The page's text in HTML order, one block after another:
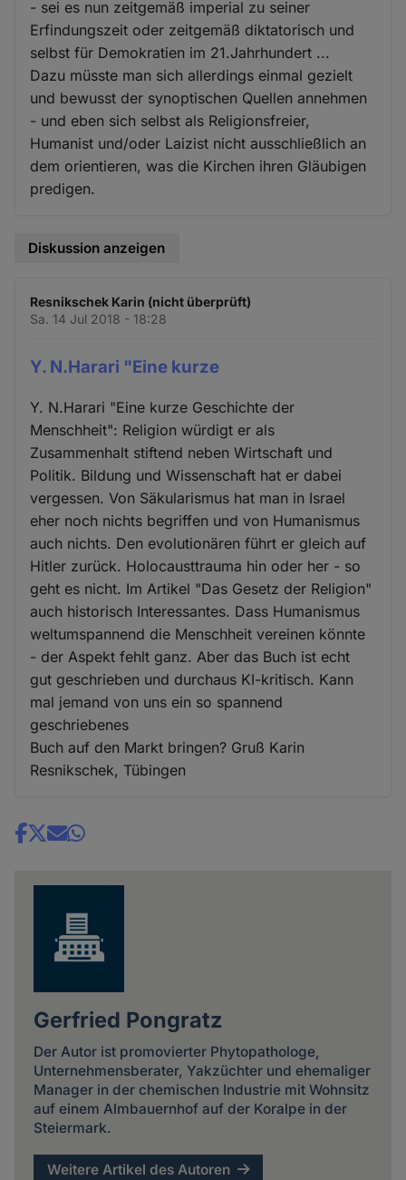
- sei es nun zeitgemäß imperial zu seiner
Erfindungszeit oder zeitgemäß diktatorisch und
selbst für Demokratien im 21.Jahrhundert ...
Dazu müsste man sich allerdings einmal gezielt
und bewusst der synoptischen Quellen annehmen
- und eben sich selbst als Religionsfreier,
Humanist und/oder Laizist nicht ausschließlich an
dem orientieren, was die Kirchen ihren Gläubigen
predigen.
Diskussion anzeigen
Resnikschek Karin (nicht überprüft)
Sa. 14 Jul 2018 - 18:28
Y. N.Harari "Eine kurze
Y. N.Harari "Eine kurze Geschichte der
Menschheit": Religion würdigt er als
Zusammenhalt stiftend neben Wirtschaft und
Politik. Bildung und Wissenschaft hat er dabei
vergessen. Von Säkularismus hat man in Israel
eher noch nichts begriffen und von Humanismus
auch nichts. Den evolutionären führt er gleich auf
Hitler zurück. Holocausttrauma hin oder her - so
geht es nicht. Im Artikel "Das Gesetz der Religion"
auch historisch Interessantes. Dass Humanismus
weltumspannend die Menschheit vereinen könnte
- der Aspekt fehlt ganz. Aber das Buch ist echt
gut geschrieben und durchaus KI-kritisch. Kann
mal jemand von uns ein so spannend
geschriebenes
Buch auf den Markt bringen? Gruß Karin
Resnikschek, Tübingen
Share
Gerfried Pongratz
Der Autor ist promovierter Phytopathologe,
Unternehmensberater, Yakzüchter und ehemaliger
Manager in der chemischen Industrie mit Wohnsitz
auf einem Almbauernhof auf der Koralpe in der
Steiermark.
Weitere Artikel des Autoren